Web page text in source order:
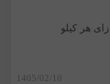
1405/02/10